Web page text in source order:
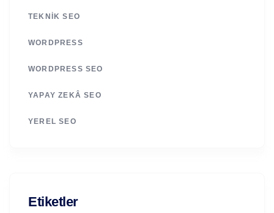
TEKNIK SEO
WORDPRESS
WORDPRESS SEO
YAPAY ZEKÂ SEO
YEREL SEO
Etiketler